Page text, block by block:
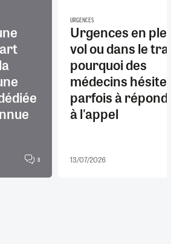
8
URGENCES
Urgences en
vol ou dans le
pourquoi des
médecins
parfois à
à l'appel
13/07/2026